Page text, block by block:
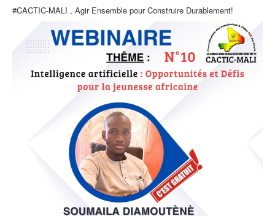
#CACTIC-MALI , Agir Ensemble pour Construire Durablement!